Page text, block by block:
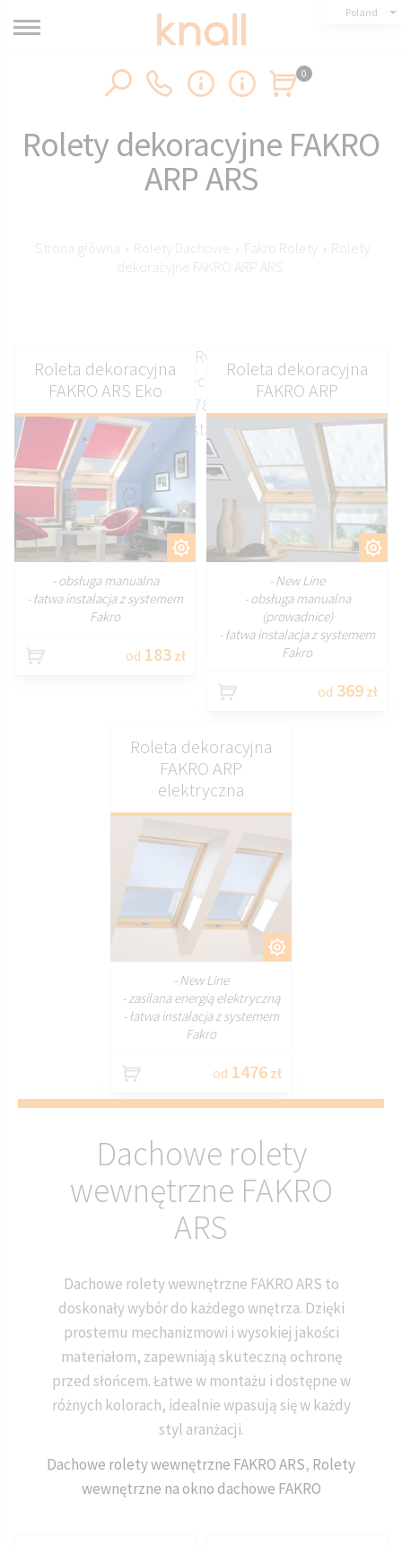
Poland
0
Rolety dekoracyjne FAKRO
ARP ARS
Strona główna › Rolety Dachowe › Fakro Rolety › Rolety
dekoracyjne FAKRO ARP ARS
Rolety dekoracyjne FAKRO ARP ARS w systemach
elektrycznych oraz ręcznych w popularnych
rozmiarach 78x98 78x118 i 78x140 oraz
pozostałych
DOSTOSUJ
Roleta dekoracyjna
FAKRO ARS Eko
- obsługa manualna
- łatwa instalacja z systemem
Fakro
od 183 zł
DOSTOSUJ
Roleta dekoracyjna
FAKRO ARP
- New Line
- obsługa manualna
(prowadnice)
- łatwa instalacja z systemem
Fakro
od 369 zł
Roleta dekoracyjna
FAKRO ARP
elektryczna
- New Line
- zasilana energią elektryczną
- łatwa instalacja z systemem
Fakro
od 1476 zł
Dachowe rolety
wewnętrzne FAKRO
ARS
Dachowe rolety wewnętrzne FAKRO ARS to
doskonały wybór do każdego wnętrza. Dzięki
prostemu mechanizmowi i wysokiej jakości
materiałom, zapewniają skuteczną ochronę
przed słońcem. Łatwe w montażu i dostępne w
różnych kolorach, idealnie wpasują się w każdy
styl aranżacji.
Dachowe rolety wewnętrzne FAKRO ARS, Rolety
wewnętrzne na okno dachowe FAKRO